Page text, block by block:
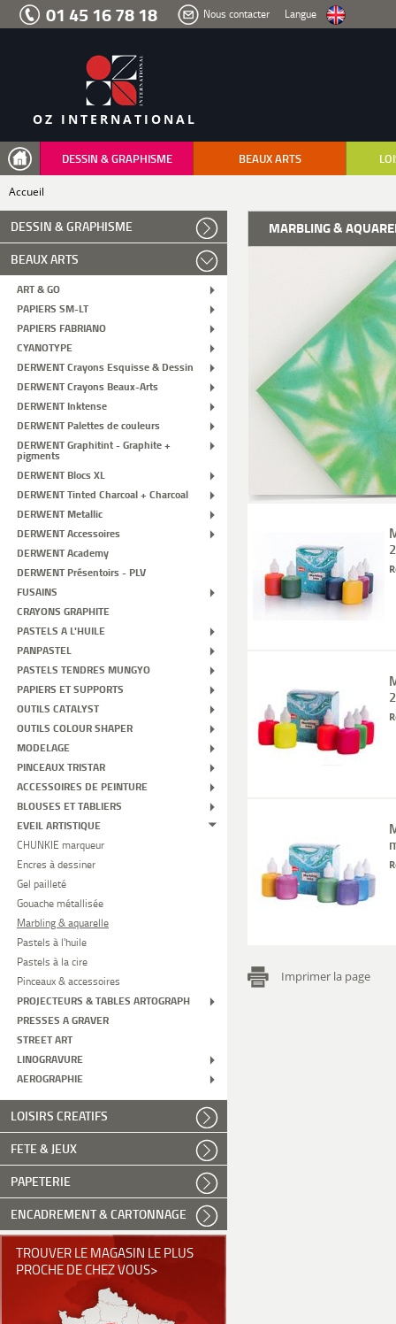
Aller
menu
recherche
01 45 16 78 18 Nous contacter Langue
OZ INTERNATIONAL
DESSIN & GRAPHISME BEAUX ARTS
Accueil
DESSIN & GRAPHISME
BEAUX ARTS
ART & GO
PAPIERS SM-LT
PAPIERS FABRIANO
CYANOTYPE
DERWENT Crayons Esquisse & Dessin
DERWENT Crayons Beaux-Arts
DERWENT Inktense
DERWENT Palettes de couleurs
DERWENT Graphitint - Graphite +
pigments
DERWENT Blocs XL
DERWENT Tinted Charcoal + Charcoal
DERWENT Metallic
DERWENT Accessoires
DERWENT Academy
DERWENT Présentoirs - PLV
FUSAINS
CRAYONS GRAPHITE
PASTELS A L'HUILE
PANPASTEL
PASTELS TENDRES MUNGYO
PAPIERS ET SUPPORTS
OUTILS CATALYST
OUTILS COLOUR SHAPER
MODELAGE
PINCEAUX TRISTAR
ACCESSOIRES DE PEINTURE
BLOUSES ET TABLIERS
EVEIL ARTISTIQUE
CHUNKIE marqueur
Encres à dessiner
Gel pailleté
Gouache métallisée
Marbling & aquarelle
Pastels à l'huile
Pastels à la cire
Pinceaux & accessoires
PROJECTEURS & TABLES ARTOGRAPH
PRESSES A GRAVER
STREET ART
LINOGRAVURE
AEROGRAPHIE
LOISIRS CREATIFS
FETE & JEUX
PAPETERIE
ENCADREMENT & CARTONNAGE
TROUVER LE MAGASIN LE PLUS
PROCHE DE CHEZ VOUS>
MARBLING &
Imprimer la page